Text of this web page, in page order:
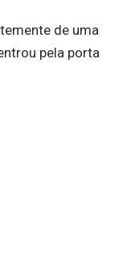
de uma
pela porta